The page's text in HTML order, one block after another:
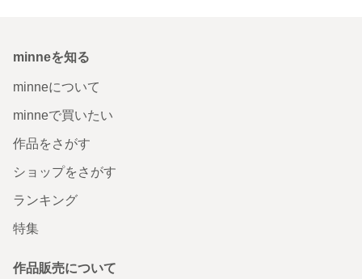
minneを知る
minneについて
minneで買いたい
作品をさがす
ショップをさがす
ランキング
特集
作品販売について